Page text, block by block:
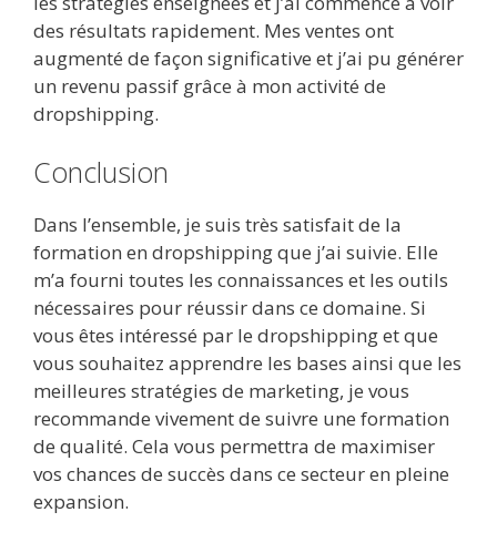
des résultats rapidement. Mes ventes ont
augmenté de façon significative et j’ai pu générer
un revenu passif grâce à mon activité de
dropshipping.
Conclusion
Dans l’ensemble, je suis très satisfait de la
formation en dropshipping que j’ai suivie. Elle
m’a fourni toutes les connaissances et les outils
nécessaires pour réussir dans ce domaine. Si
vous êtes intéressé par le dropshipping et que
vous souhaitez apprendre les bases ainsi que les
meilleures stratégies de marketing, je vous
recommande vivement de suivre une formation
de qualité. Cela vous permettra de maximiser
vos chances de succès dans ce secteur en pleine
expansion.